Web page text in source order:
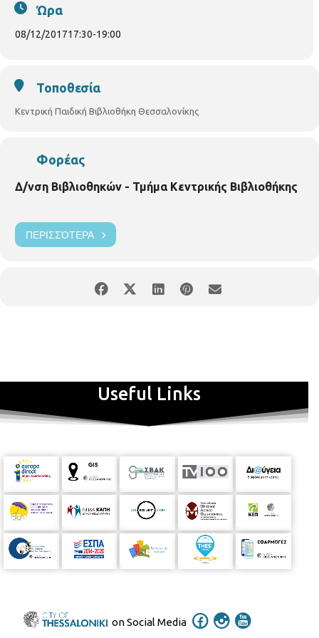
χρονών και άνω . Με τηλεφωνική προεγγραφή , μέχρι 15 παιδιά.
Ώρα
08/12/201717:30-19:00
Τοποθεσία
Κεντρική Παιδική Βιβλιοθήκη Θεσσαλονίκης
Φορέας
Δ/νση Βιβλιοθηκών - Τμήμα Κεντρικής Βιβλιοθήκης
ΠΕΡΙΣΣΌΤΕΡΑ
Useful Links
on Social Media